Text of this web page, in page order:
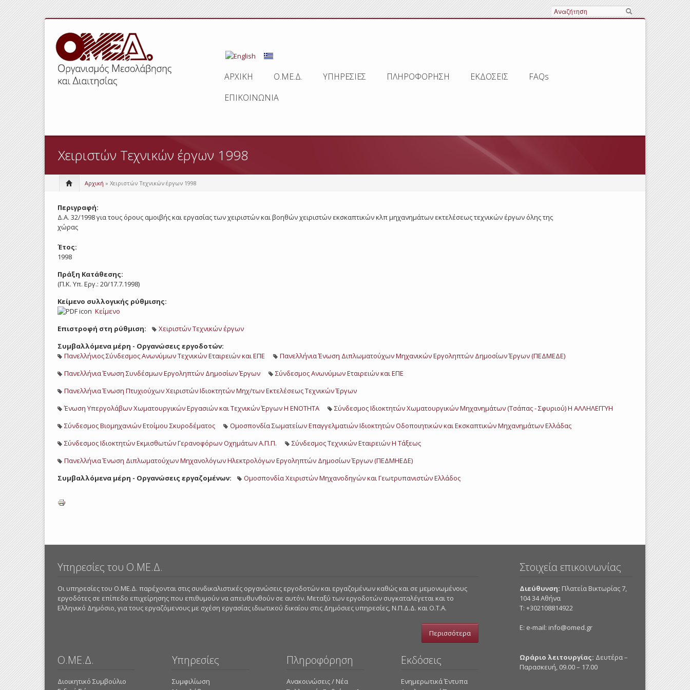
Αναζήτηση
ΑΡΧΙΚΗ Ο.ΜΕ.Δ. ΥΠΗΡΕΣΙΕΣ ΠΛΗΡΟΦΟΡΗΣΗ ΕΚΔΟΣΕΙΣ
FAQs
ΕΠΙΚΟΙΝΩΝΙΑ
Χειριστών Tεχνικών έργων 1998
Αρχική » Χειριστών Tεχνικών έργων 1998
Περιγραφή:
Δ.Α. 32/1998 για τους όρους αμοιβής και εργασίας των χειριστών και βοηθών χειριστών εκσκαπτικών κλπ μηχανημάτων εκτελέσεως τεχνικών έργων όλης της
χώρας
Έτος:
1998
Πράξη Κατάθεσης:
(Π.Κ. Υπ. Εργ.: 20/17.7.1998)
Κείμενο συλλογικής ρύθμισης:
Κείμενο
Επιστροφή στη ρύθμιση:
Χειριστών Tεχνικών έργων
Συμβαλλόμενα μέρη - Οργανώσεις εργοδοτών:
Πανελλήνιος Σύνδεσμος Ανωνύμων Τεχνικών Εταιρειών και ΕΠΕ
Πανελλήνια Ένωση Διπλωματούχων Μηχανικών Εργοληπτών Δημοσίων Έργων (ΠΕΔΜΕΔΕ)
Πανελλήνια Ένωση Συνδέσμων Εργοληπτών Δημοσίων Έργων
Σύνδεσμος Ανωνύμων Εταιρειών και ΕΠΕ
Πανελλήνια Ένωση Πτυχιούχων Χειριστών Ιδιοκτητών Μηχ/των Εκτελέσεως Τεχνικών Έργων
Ένωση Υπεργολάβων Χωματουργικών Εργασιών και Τεχνικών Έργων Η ΕΝΟΤΗΤΑ
Σύνδεσμος Ιδιοκτητών Χωματουργικών Μηχανημάτων (Τσάπας - Σφυριού) Η ΑΛΛΗΛΕΓΓΥΗ
Σύνδεσμος Βιομηχανιών Ετοίμου Σκυροδέματος
Ομοσπονδία Σωματείων Επαγγελματιών Ιδιοκτητών Οδοποιητικών και Εκσκαπτικών Μηχανημάτων Ελλάδας
Σύνδεσμος Ιδιοκτητών Εκμισθωτών Γερανοφόρων Οχημάτων Α.Π.Π.
Σύνδεσμος Τεχνικών Εταιρειών Η Τάξεως
Πανελλήνια Ένωση Διπλωματούχων Μηχανολόγων Ηλεκτρολόγων Εργοληπτών Δημοσίων Έργων (ΠΕΔΜΗΕΔΕ)
Συμβαλλόμενα μέρη - Οργανώσεις εργαζομένων:
Ομοσπονδία Χειριστών Μηχανοδηγών και Γεωτρυπανιστών Ελλάδος
Υπηρεσίες του Ο.ΜΕ.Δ.
Οι υπηρεσίες του Ο.ΜΕ.Δ. παρέχονται στις συνδικαλιστικές οργανώσεις εργοδοτών και εργαζομένων καθώς και σε μεμονωμένους
εργοδότες σε επίπεδο επιχείρησης που επιθυμούν να απευθυνθούν σε αυτόν. Μεταξύ των εργοδοτών συγκαταλέγεται και το
Ελληνικό Δημόσιο, για τους εργαζόμενους με σχέση εργασίας ιδιωτικού δικαίου στις Δημόσιες υπηρεσίες, Ν.Π.Δ.Δ. και Ο.Τ.Α.
Περισσότερα
Ο.ΜΕ.Δ.
Διοικητικό Συμβούλιο
Υπηρεσίες
Συμφιλίωση
Πληροφόρηση
Ανακοινώσεις / Νέα
Εκδόσεις
Ενημερωτικά Έντυπα
Στοιχεία επικοινωνίας
Διεύθυνση: Πλατεία Βικτωρίας 7,
104 34 Αθήνα
Τ: +302108814922
E: e-mail: info@omed.gr
Ωράριο λειτουργίας: Δευτέρα –
Παρασκευή, 09.00 – 17.00